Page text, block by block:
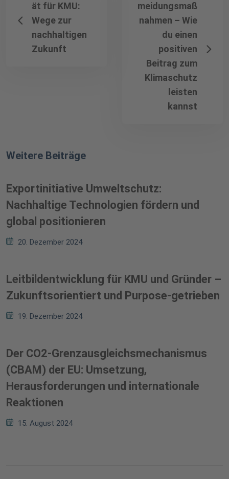
ät für KMU:
Wege zur
nachhaltigen
Zukunft
meidungsmaß
nahmen – Wie
du einen
positiven
Beitrag zum
Klimaschutz
leisten
kannst
Weitere Beiträge
Exportinitiative Umweltschutz:
Nachhaltige Technologien fördern und
global positionieren
20. Dezember 2024
Leitbildentwicklung für KMU und Gründer –
Zukunftsorientiert und Purpose-getrieben
19. Dezember 2024
Der CO2-Grenzausgleichsmechanismus
(CBAM) der EU: Umsetzung,
Herausforderungen und internationale
Reaktionen
15. August 2024